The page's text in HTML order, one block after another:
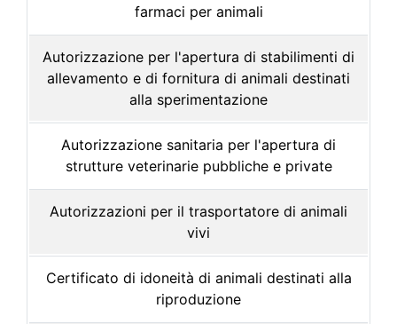
farmaci per animali
Autorizzazione per l'apertura di stabilimenti di
allevamento e di fornitura di animali destinati
alla sperimentazione
Autorizzazione sanitaria per l'apertura di
strutture veterinarie pubbliche e private
Autorizzazioni per il trasportatore di animali
vivi
Certificato di idoneità di animali destinati alla
riproduzione